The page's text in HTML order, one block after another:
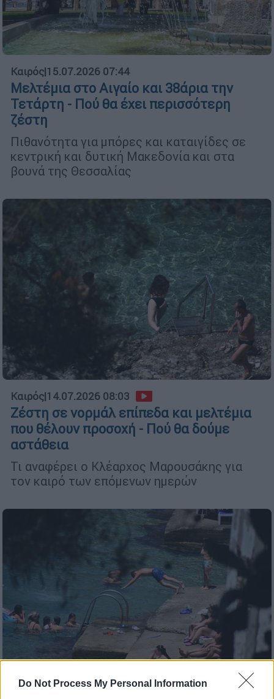
Do Not Process My Personal Information
Καιρός|15.07.2026 07:44
Μελτέμια στο Αιγαίο και 38άρια την
Τετάρτη - Πού θα έχει περισσότερη
ζέστη
Πιθανότητα για μπόρες και καταιγίδες σε
κεντρική και δυτική Μακεδονία και στα
βουνά της Θεσσαλίας
Καιρός|14.07.2026 08:03
Ζέστη σε νορμάλ επίπεδα και μελτέμια
που θέλουν προσοχή - Πού θα δούμε
αστάθεια
Τι αναφέρει ο Κλέαρχος Μαρουσάκης για
τον καιρό των επόμενων ημερών